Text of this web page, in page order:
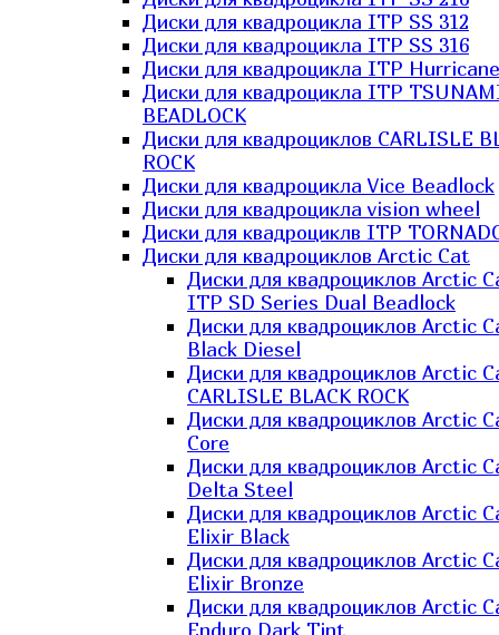
Диски для квадроцикла ITP SS 312
Диски для квадроцикла ITP SS 316
Диски для квадроцикла ITP Hurricane
Диски для квадроцикла ITP
BEADLOCK
Диски для квадроциклов CARLISLE
ROCK
Диски для квадроцикла Vice Beadlock
Диски для квадроцикла vision wheel
Диски для квадроциклв ITP
Диски для квадроциклов Arctic Cat
Диски для квадроциклов Arctic
ITP SD Series Dual Beadlock
Диски для квадроциклов Arctic
Black Diesel
Диски для квадроциклов Arctic
CARLISLE BLACK ROCK
Диски для квадроциклов Arctic
Core
Диски для квадроциклов Arctic
Delta Steel
Диски для квадроциклов Arctic
Elixir Black
Диски для квадроциклов Arctic
Elixir Bronze
Диски для квадроциклов Arctic
Enduro Dark Tint